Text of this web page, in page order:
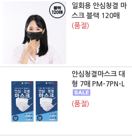
일회용 안심청결 마
스크 블랙 120매
(품절)
안심청결마스크 대
형 7매 PM-7PN-L
(품절)